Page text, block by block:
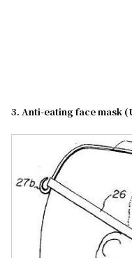
3. Anti-eating face mask